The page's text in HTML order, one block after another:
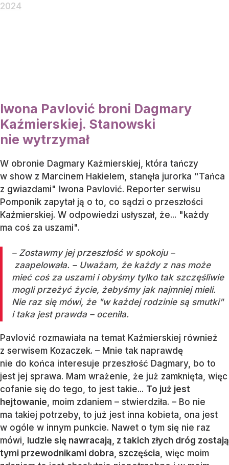
2024
Iwona Pavlović broni Dagmary
Kaźmierskiej. Stanowski
nie wytrzymał
W obronie Dagmary Kaźmierskiej, która tańczy
w show z Marcinem Hakielem, stanęła jurorka "Tańca
z gwiazdami" Iwona Pavlović. Reporter serwisu
Pomponik zapytał ją o to, co sądzi o przeszłości
Kaźmierskiej. W odpowiedzi usłyszał, że... "każdy
ma coś za uszami".
– Zostawmy jej przeszłość w spokoju –
zaapelowała. – Uważam, że każdy z nas może
mieć coś za uszami i obyśmy tylko tak szczęśliwie
mogli przeżyć życie, żebyśmy jak najmniej mieli.
Nie raz się mówi, że "w każdej rodzinie są smutki"
i taka jest prawda – oceniła.
Pavlović rozmawiała na temat Kaźmierskiej również
z serwisem Kozaczek. – Mnie tak naprawdę
nie do końca interesuje przeszłość Dagmary, bo to
jest jej sprawa. Mam wrażenie, że już zamknięta, więc
cofanie się do tego, to jest takie... To już jest
hejtowanie, moim zdaniem – stwierdziła. – Bo nie
ma takiej potrzeby, to już jest inna kobieta, ona jest
w ogóle w innym punkcie. Nawet o tym się nie raz
mówi, ludzie się nawracają, z takich złych dróg zostają
tymi przewodnikami dobra, szczęścia, więc moim